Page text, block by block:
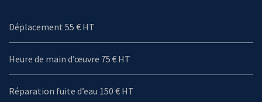
Déplacement 55 € HT
Heure de main d’œuvre 75 € HT
Réparation fuite d’eau 150 € HT